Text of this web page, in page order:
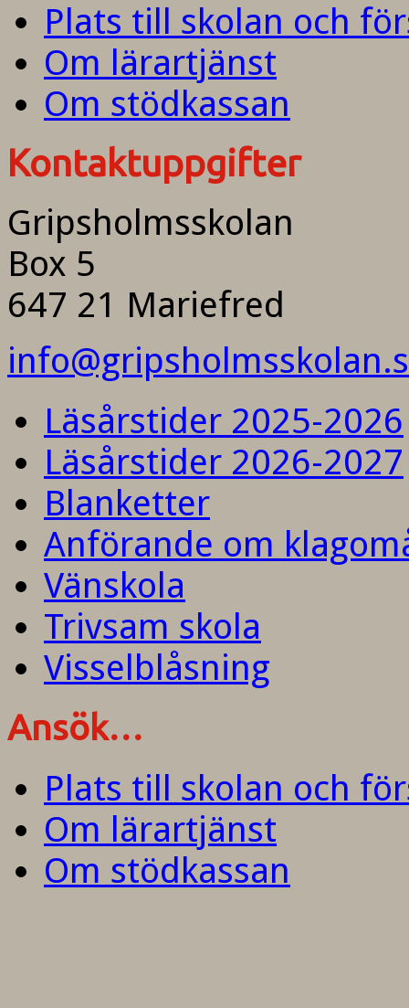
Plats till skolan och
Om lärartjänst
Om stödkassan
Kontaktuppgifter
Gripsholmsskolan
Box 5
647 21 Mariefred
Läsårstider 2025-2026
Läsårstider 2026-2027
Blanketter
Anförande om
Vänskola
Trivsam skola
Visselblåsning
Ansök…
Plats till skolan och
Om lärartjänst
Om stödkassan